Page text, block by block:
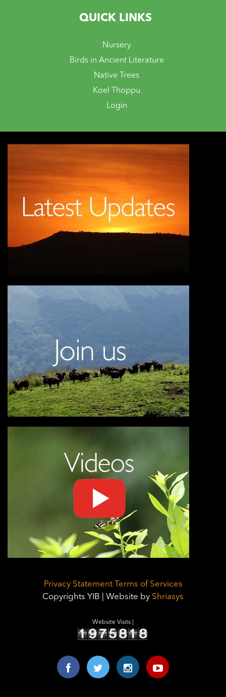
QUICK LINKS
Nursery
Birds in Ancient Literature
Native Trees
Koel Thoppu
Login
Privacy Statement
Terms of Services
Copyrights YIB | Website by Shriasys
Website Visits |